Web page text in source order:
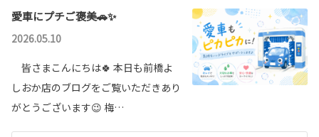
愛車にプチご褒美🚗✨
2026.05.10
皆さまこんにちは🍀 本日も前橋よ
しおか店のブログをご覧いただきあり
がとうございます😉 梅…